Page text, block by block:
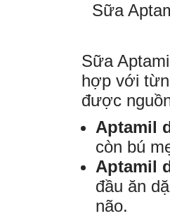
Sữa
Sữa
hợp với
được
Aptamil
còn bú
Aptamil
đầu ăn
não.